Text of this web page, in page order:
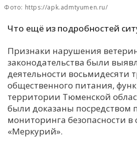
Н
Фото: https://apk.admtyumen.ru/
Что ещё из подробностей
Признаки нарушения
законодательства были
деятельности восьмидесяти
общественного питания,
территории Тюменской
были доказаны посредством
мониторинга безопасности в
«Меркурий».